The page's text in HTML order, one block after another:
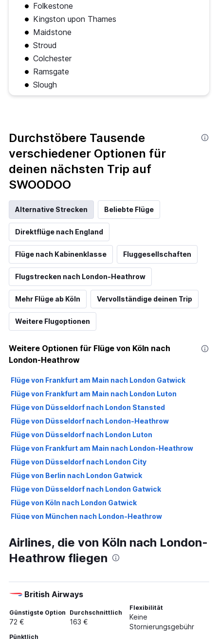
Folkestone
Kingston upon Thames
Maidstone
Stroud
Colchester
Ramsgate
Slough
Durchstöbere Tausende
verschiedener Optionen für
deinen nächsten Trip auf
SWOODOO
Alternative Strecken Beliebte Flüge
Direktflüge nach England
Flüge nach Kabinenklasse Fluggesellschaften
Flugstrecken nach London-Heathrow
Mehr Flüge ab Köln Vervollständige deinen Trip
Weitere Flugoptionen
Weitere Optionen für Flüge von Köln nach
London-Heathrow
Flüge von Frankfurt am Main nach London Gatwick
Flüge von Frankfurt am Main nach London Luton
Flüge von Düsseldorf nach London Stansted
Flüge von Düsseldorf nach London-Heathrow
Flüge von Düsseldorf nach London Luton
Flüge von Frankfurt am Main nach London-Heathrow
Flüge von Düsseldorf nach London City
Flüge von Berlin nach London Gatwick
Flüge von Düsseldorf nach London Gatwick
Flüge von Köln nach London Gatwick
Flüge von München nach London-Heathrow
Flüge von Düsseldorf nach Southend On Sea
Flüge von Berlin nach London Stansted
Flüge von Stuttgart nach London-Heathrow
Flüge von München nach London Gatwick
Flüge von Weeze, Niederrhein nach London Stansted
Flüge von Frankfurt Hahn nach London Gatwick
Airlines, die von Köln nach London-
Heathrow fliegen
British Airways
Günstigste Option
72 €
Durchschnittlich
163 €
Flexibilität
Keine
Stornierungsgebühr
Pünktlich